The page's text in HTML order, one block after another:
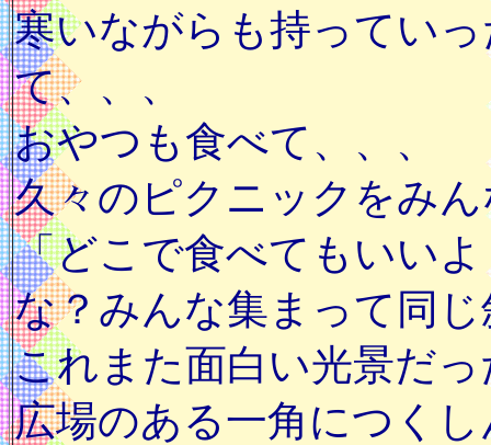
寒いながらも持ってい
て、、、
おやつも食べて、、、
久々のピクニックをみ
「どこで食べてもいい
な？みんな集まって同
これまた面白い光景だ
広場のある一角につく